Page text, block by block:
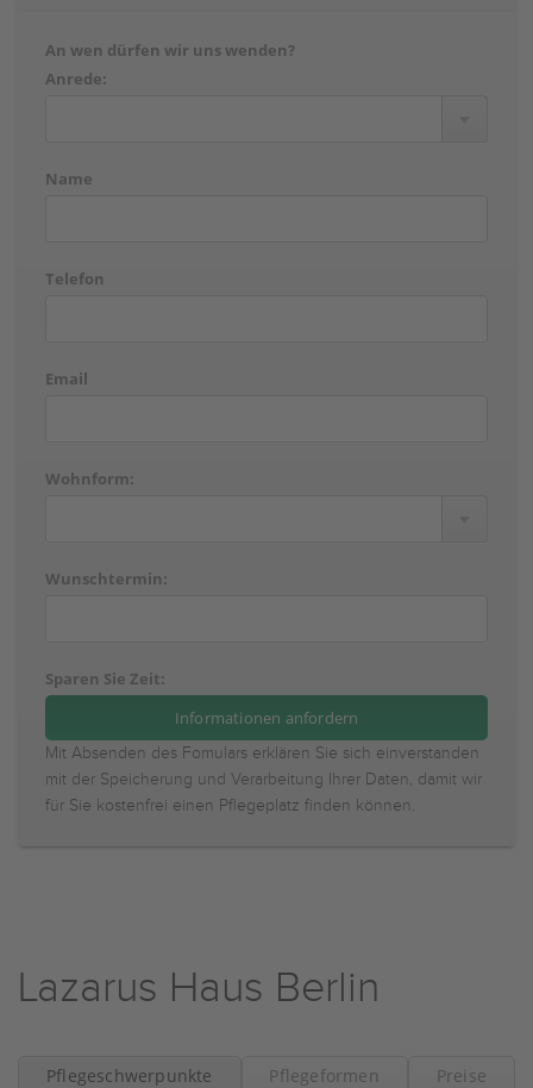
An wen dürfen wir uns wenden?
Anrede:
Name
Telefon
Email
Wohnform:
Wunschtermin:
Sparen Sie Zeit:
Mit Absenden des Fomulars erklären Sie sich einverstanden
mit der Speicherung und Verarbeitung Ihrer Daten, damit wir
für Sie kostenfrei einen Pflegeplatz finden können.
Lazarus Haus Berlin
Pflegeschwerpunkte Pflegeformen Preise